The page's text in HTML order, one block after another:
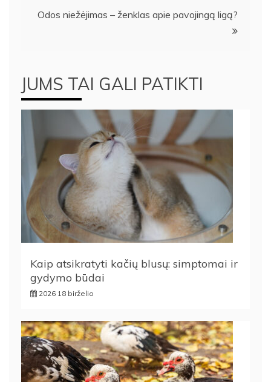
įrašų
Odos niežėjimas – ženklas apie pavojingą ligą?
JUMS TAI GALI PATIKTI
Kaip atsikratyti kačių blusų: simptomai ir
gydymo būdai
2026 18 birželio